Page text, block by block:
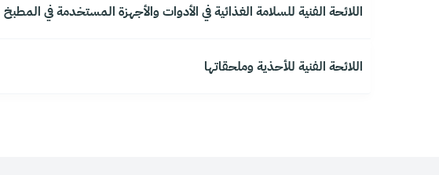
اللائحة الفنية للسلامة الغذائية في الأدوات والأجهزة المستخدمة في المطبخ
اللائحة الفنية للأحذية وملحقاتها